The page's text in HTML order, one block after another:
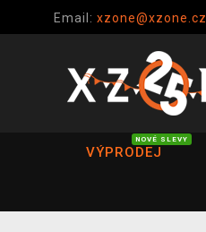
Email: xzone@xzone.cz
VÝPRODEJ
NOVÉ SLEVY